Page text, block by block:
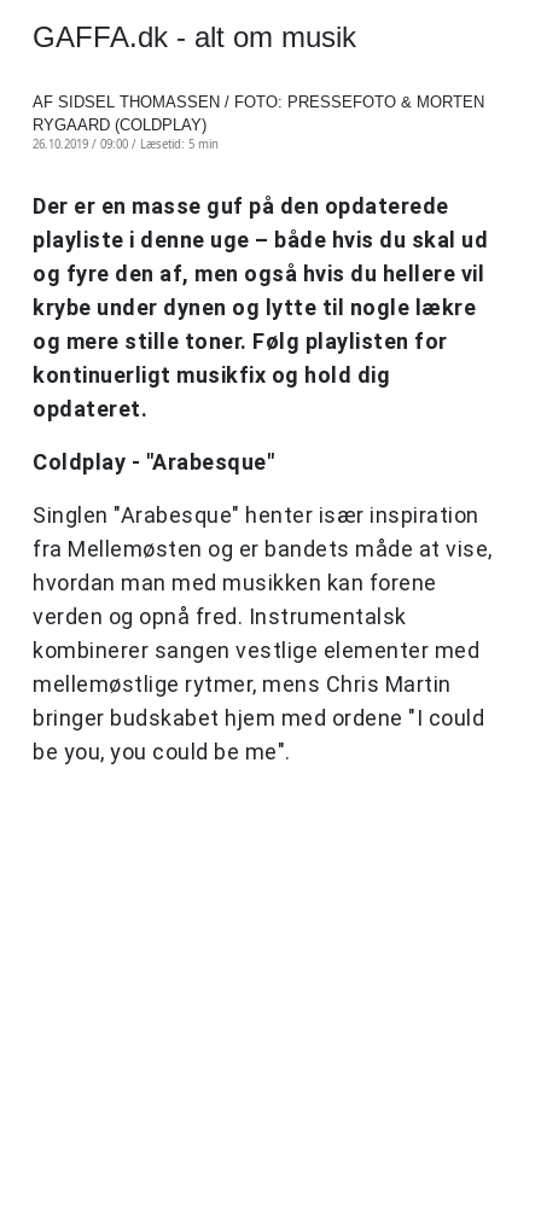
GAFFA.dk - alt om musik
AF SIDSEL THOMASSEN / FOTO: PRESSEFOTO & MORTEN
RYGAARD (COLDPLAY)
26.10.2019 / 09:00 / Læsetid: 5 min
Der er en masse guf på den opdaterede
playliste i denne uge – både hvis du skal ud
og fyre den af, men også hvis du hellere vil
krybe under dynen og lytte til nogle lækre
og mere stille toner. Følg playlisten for
kontinuerligt musikfix og hold dig
opdateret.
Coldplay - "Arabesque"
Singlen "Arabesque" henter især inspiration
fra Mellemøsten og er bandets måde at vise,
hvordan man med musikken kan forene
verden og opnå fred. Instrumentalsk
kombinerer sangen vestlige elementer med
mellemøstlige rytmer, mens Chris Martin
bringer budskabet hjem med ordene "I could
be you, you could be me".